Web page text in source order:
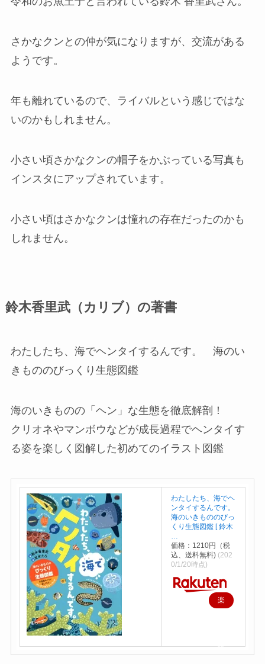
さかなクンとの仲が気になりますが、交流がある
ようです。
年も離れているので、ライバルという感じではな
いのかもしれません。
小さい頃さかなクンの帽子をかぶっている写真も
インスタにアップされています。
小さい頃はさかなクンは憧れの存在だったのかも
しれません。
鈴木香里武（カリブ）の著書
わたしたち、海でヘンタイするんです。 海のい
きもののびっくり生態図鑑
海のいきものの「ヘン」な生態を徹底解剖！
クリオネやマンボウなどが成長過程でヘンタイす
る姿を楽しく図解した初めてのイラスト図鑑
わたしたち、海でヘ
ンタイするんです。
海のいきもののびっ
くり生態図鑑 [ 鈴木
…
価格：1210円（税
込、送料無料) (202
0/1/20時点)
楽
購